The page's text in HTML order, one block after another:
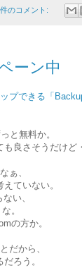
のコメント:
ーン中
プできる「
と無料か。
良さそうだけど
ぁ、
ていない。
い、
。
の方か。
だから、
ろう。